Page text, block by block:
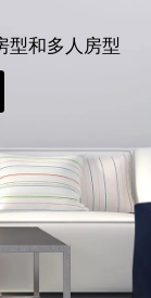
型和多人房型